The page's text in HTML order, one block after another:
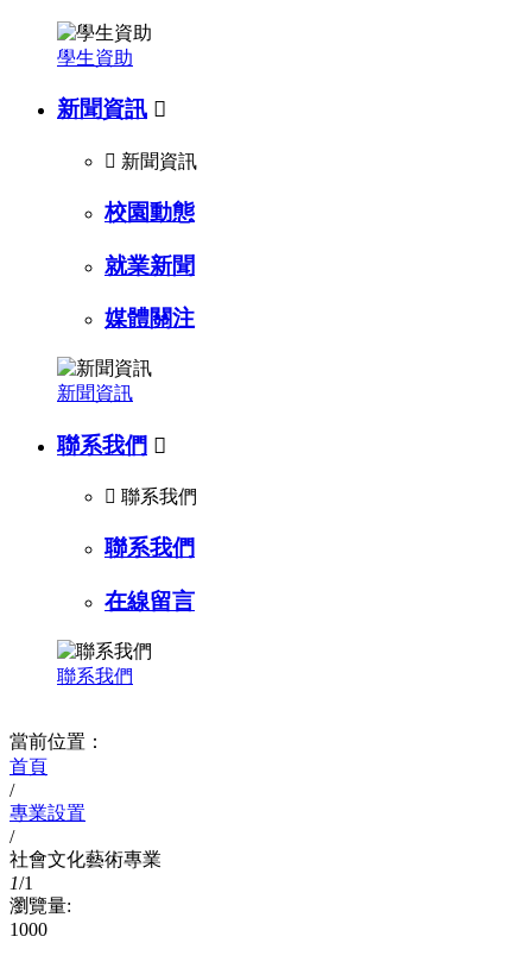
學生資助
新聞資訊 
 新聞資訊
校園動態
就業新聞
媒體關注
新聞資訊
聯系我們 
 聯系我們
聯系我們
在線留言
聯系我們
當前位置：
首頁
/
專業設置
/
社會文化藝術專業
1/1
瀏覽量:
1000